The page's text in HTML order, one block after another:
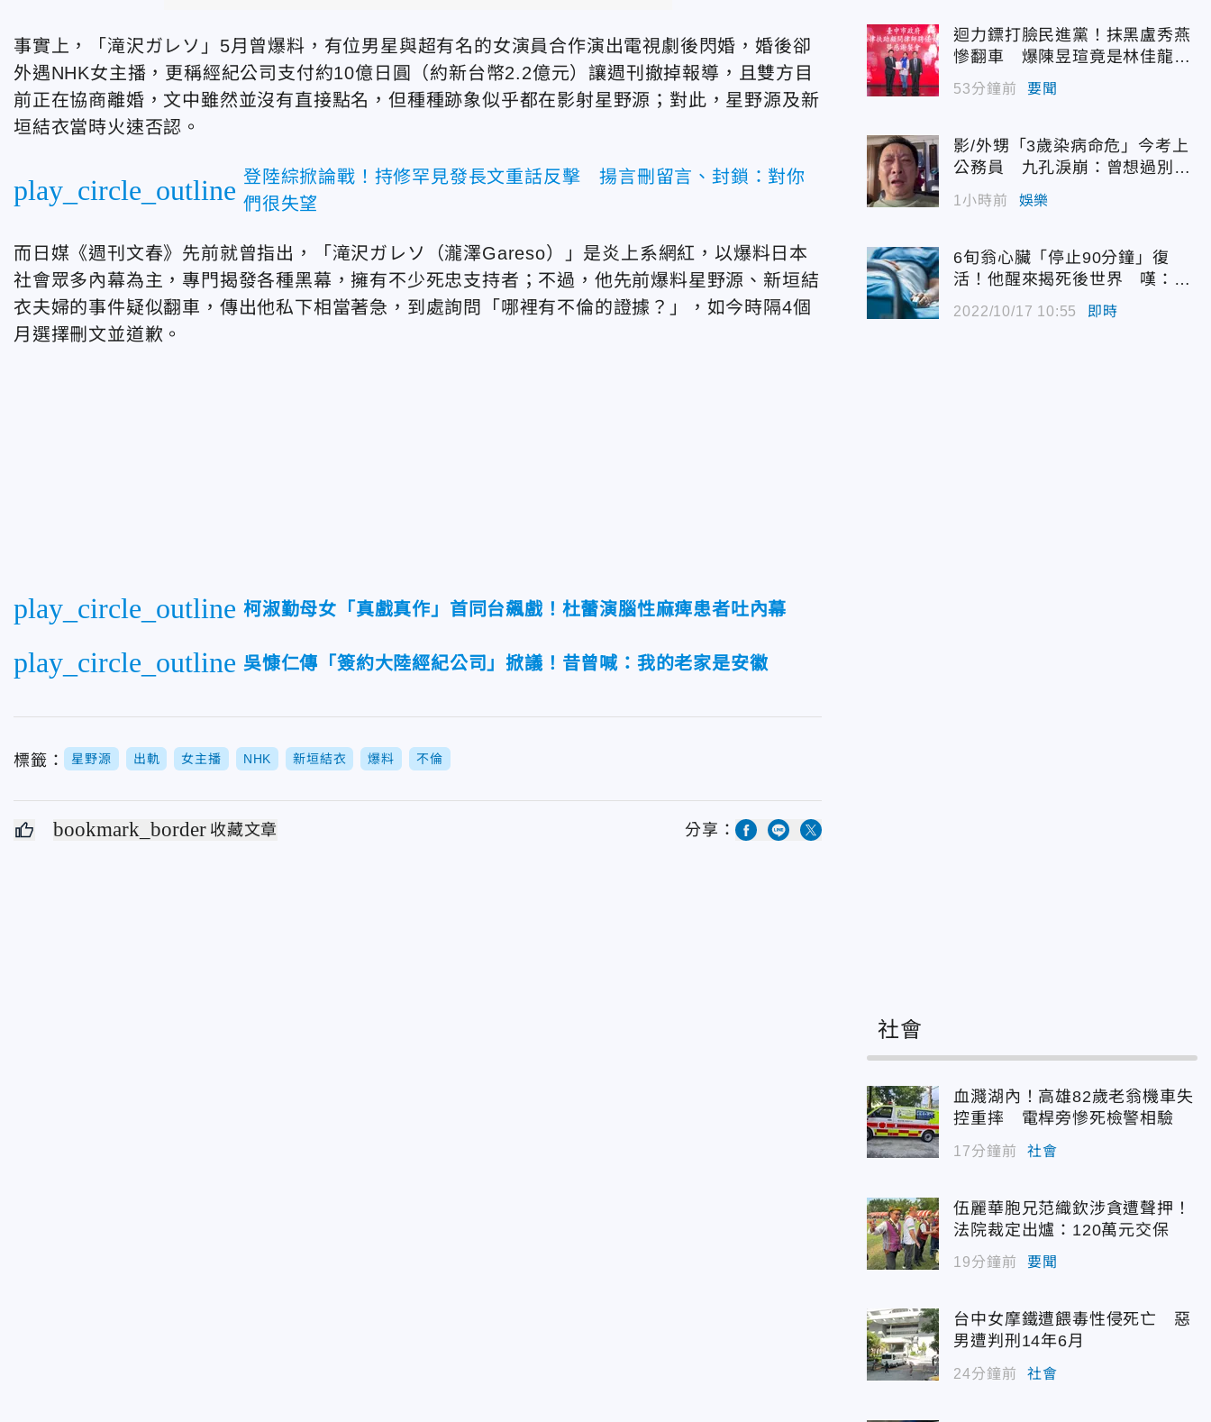
事實上，「滝沢ガレソ」5月曾爆料，有位男星與超有名的女演員合作演出電視劇後閃婚，婚後卻
外遇NHK女主播，更稱經紀公司支付約10億日圓（約新台幣2.2億元）讓週刊撤掉報導，且雙方目
前正在協商離婚，文中雖然並沒有直接點名，但種種跡象似乎都在影射星野源；對此，星野源及新
垣結衣當時火速否認。
play_circle_outline 登陸綜掀論戰！持修罕見發長文重話反擊 揚言刪留言、封鎖：對你
們很失望
而日媒《週刊文春》先前就曾指出，「滝沢ガレソ（瀧澤Gareso）」是炎上系網紅，以爆料日本
社會眾多內幕為主，專門揭發各種黑幕，擁有不少死忠支持者；不過，他先前爆料星野源、新垣結
衣夫婦的事件疑似翻車，傳出他私下相當著急，到處詢問「哪裡有不倫的證據？」，如今時隔4個
月選擇刪文並道歉。
play_circle_outline 柯淑勤母女「真戲真作」首同台飆戲！杜蕾演腦性麻痺患者吐內幕
play_circle_outline 吳慷仁傳「簽約大陸經紀公司」掀議！昔曾喊：我的老家是安徽
標籤： 星野源 出軌 女主播 NHK 新垣結衣 爆料 不倫
bookmark_border 收藏文章 分享：
迴力鏢打臉民進黨！抹黑盧秀燕
慘翻車 爆陳昱瑄竟是林佳龍聘
53分鐘前 要聞
影/外甥「3歲染病命危」今考上
公務員 九孔淚崩：曾想過別救
他
1小時前 娛樂
6旬翁心臟「停止90分鐘」復
活！他醒來揭死後世界 嘆：很
2022/10/17 10:55 即時
社會
血濺湖內！高雄82歲老翁機車失
控重摔 電桿旁慘死檢警相驗
17分鐘前 社會
伍麗華胞兄范織欽涉貪遭聲押！
法院裁定出爐：120萬元交保
19分鐘前 要聞
台中女摩鐵遭餵毒性侵死亡 惡
男遭判刑14年6月
24分鐘前 社會